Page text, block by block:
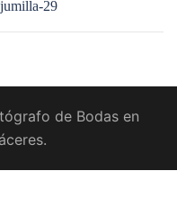
29
de Bodas en